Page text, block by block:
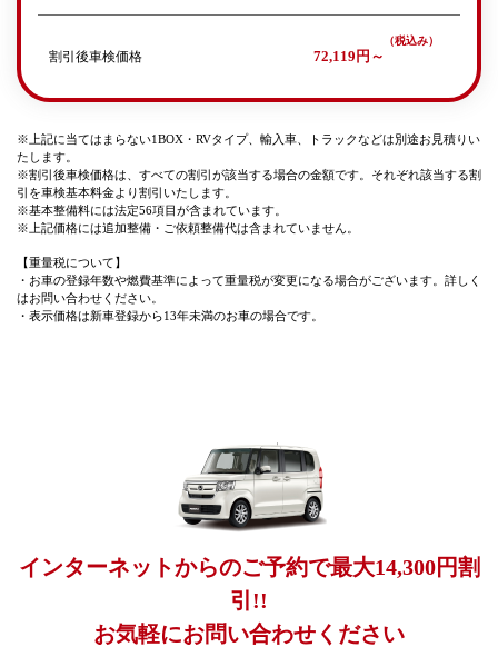
割引後車検価格 72,119円～
※上記に当てはまらない1BOX・RVタイプ、輸入車、トラックなどは別途お見積りい
たします。
※割引後車検価格は、すべての割引が該当する場合の金額です。それぞれ該当する割
引を車検基本料金より割引いたします。
※基本整備料には法定56項目が含まれています。
※上記価格には追加整備・ご依頼整備代は含まれていません。
【重量税について】
・お車の登録年数や燃費基準によって重量税が変更になる場合がございます。詳しく
はお問い合わせください。
・表示価格は新車登録から13年未満のお車の場合です。
インターネットからのご予約で最大14,300円割
引!!
お気軽にお問い合わせください